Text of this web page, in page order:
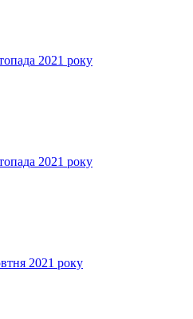
2021 року
2021 року
2021 року